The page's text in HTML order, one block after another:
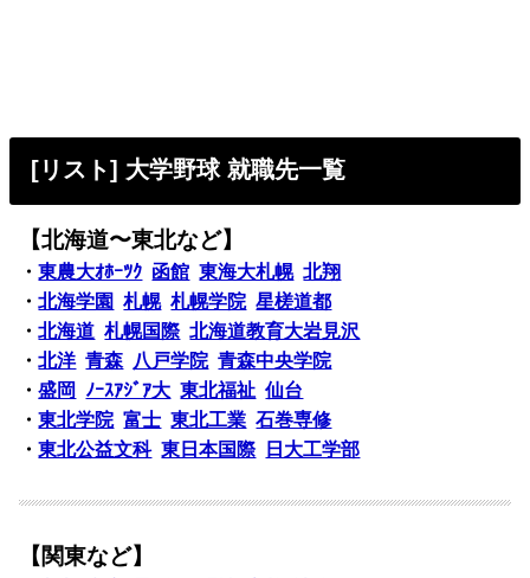
[リスト] 大学野球 就職先一覧
【北海道〜東北など】
・東農大ｵﾎｰﾂｸ 函館 東海大札幌 北翔
・北海学園 札幌 札幌学院 星槎道都
・北海道 札幌国際 北海道教育大岩見沢
・北洋 青森 八戸学院 青森中央学院
・盛岡 ﾉｰｽｱｼﾞｱ大 東北福祉 仙台
・東北学院 富士 東北工業 石巻専修
・東北公益文科 東日本国際 日大工学部
【関東など】